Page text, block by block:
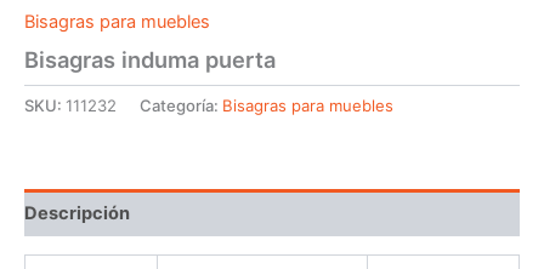
Bisagras para muebles
Bisagras induma puerta
SKU: 111232 Categoría: Bisagras para muebles
Descripción